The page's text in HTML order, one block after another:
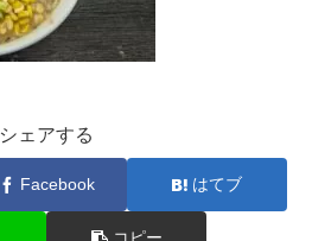
シェアする
Facebook はてブ